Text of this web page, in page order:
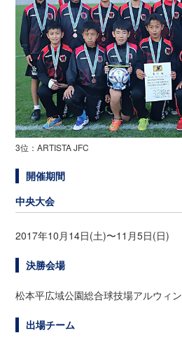
3位：ARTISTA JFC
開催期間
中央大会
2017年10月14日(土)〜11月5日(日)
決勝会場
松本平広域公園総合球技場アルウィン
出場チーム